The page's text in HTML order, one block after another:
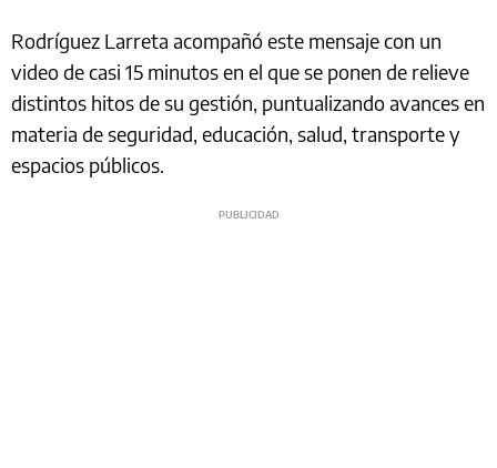
Rodríguez Larreta acompañó este mensaje con un
video de casi 15 minutos en el que se ponen de relieve
distintos hitos de su gestión, puntualizando avances en
materia de seguridad, educación, salud, transporte y
espacios públicos.